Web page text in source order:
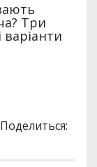
Поделиться: